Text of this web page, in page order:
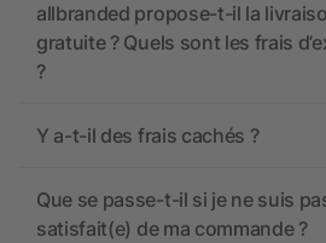
allbranded propose-t-il la
gratuite ? Quels sont les frais
?
Y a-t-il des frais cachés ?
Que se passe-t-il si je ne suis
satisfait(e) de ma commande ?